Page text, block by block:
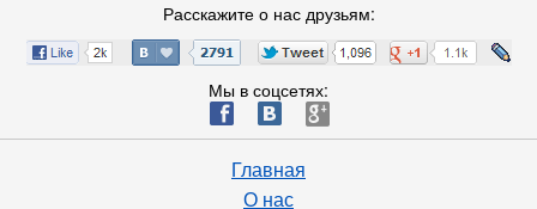
Расскажите о нас друзьям:
Мы в соцсетях:
ä æ è
Главная
О нас